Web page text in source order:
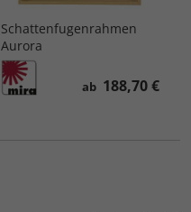
Schattenfugenrahmen
Aurora
ab 188,70 €